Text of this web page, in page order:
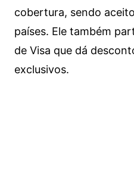
cobertura, sendo
países. Ele também
de Visa que dá
exclusivos.